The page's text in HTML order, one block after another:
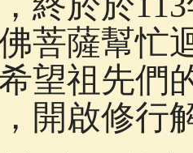
菩薩幫忙
望祖先們
開啟修行